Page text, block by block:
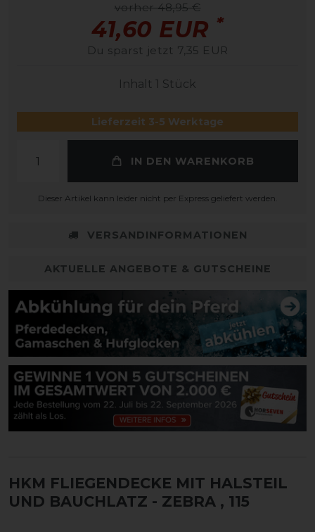
vorher 48,95 €
41,60 EUR *
Du sparst jetzt 7,35 EUR
Inhalt 1 Stück
Lieferzeit 3-5 Werktage
IN DEN WARENKORB
Dieser Artikel kann leider nicht per Express geliefert werden.
VERSANDINFORMATIONEN
AKTUELLE ANGEBOTE & GUTSCHEINE
HKM FLIEGENDECKE MIT HALSTEIL
UND BAUCHLATZ - ZEBRA , 115